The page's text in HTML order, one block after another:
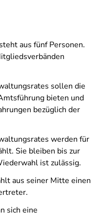
aus fünf Personen.
sollen die
bieten und
bezüglich der
werden für
Sie bleiben bis zur
ist zulässig.
aus seiner Mitte einen
sich eine